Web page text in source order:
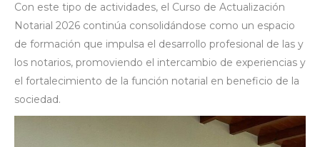
Con este tipo de actividades, el Curso de Actualización
Notarial 2026 continúa consolidándose como un espacio
de formación que impulsa el desarrollo profesional de las y
los notarios, promoviendo el intercambio de experiencias y
el fortalecimiento de la función notarial en beneficio de la
sociedad.